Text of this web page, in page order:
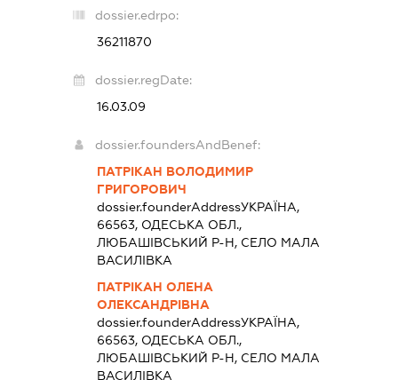
dossier.edrpo:
36211870
dossier.regDate:
16.03.09
dossier.foundersAndBenef:
ПАТРІКАН ВОЛОДИМИР
ГРИГОРОВИЧ
dossier.founderAddressУКРАЇНА,
66563, ОДЕСЬКА ОБЛ.,
ЛЮБАШІВСЬКИЙ Р-Н, СЕЛО МАЛА
ВАСИЛІВКА
ПАТРІКАН ОЛЕНА
ОЛЕКСАНДРІВНА
dossier.founderAddressУКРАЇНА,
66563, ОДЕСЬКА ОБЛ.,
ЛЮБАШІВСЬКИЙ Р-Н, СЕЛО МАЛА
ВАСИЛІВКА